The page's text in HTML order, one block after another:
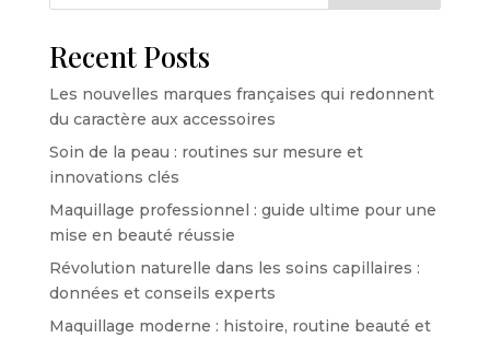
Recent Posts
Les nouvelles marques françaises qui redonnent
du caractère aux accessoires
Soin de la peau : routines sur mesure et
innovations clés
Maquillage professionnel : guide ultime pour une
mise en beauté réussie
Révolution naturelle dans les soins capillaires :
données et conseils experts
Maquillage moderne : histoire, routine beauté et